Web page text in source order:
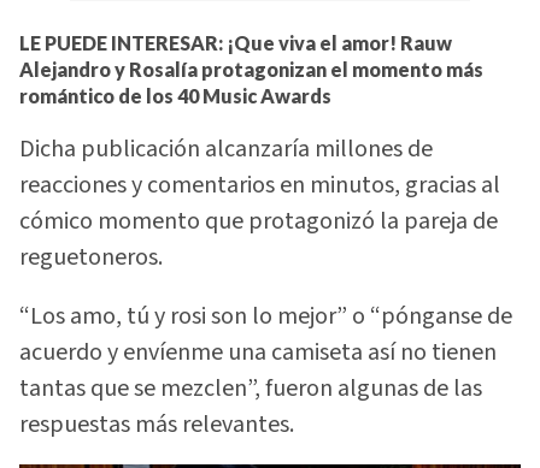
LE PUEDE INTERESAR: ¡Que viva el amor! Rauw
Alejandro y Rosalía protagonizan el momento más
romántico de los 40 Music Awards
Dicha publicación alcanzaría millones de
reacciones y comentarios en minutos, gracias al
cómico momento que protagonizó la pareja de
reguetoneros.
“Los amo, tú y rosi son lo mejor” o “pónganse de
acuerdo y envíenme una camiseta así no tienen
tantas que se mezclen”, fueron algunas de las
respuestas más relevantes.